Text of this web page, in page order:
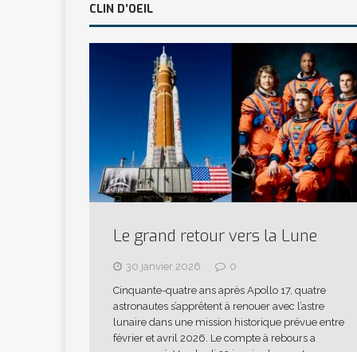
CLIN D’OEIL
Le grand retour vers la Lune
30 janvier 2026
0
Cinquante-quatre ans après Apollo 17, quatre
astronautes s’apprêtent à renouer avec l’astre
lunaire dans une mission historique prévue entre
février et avril 2026. Le compte à rebours a